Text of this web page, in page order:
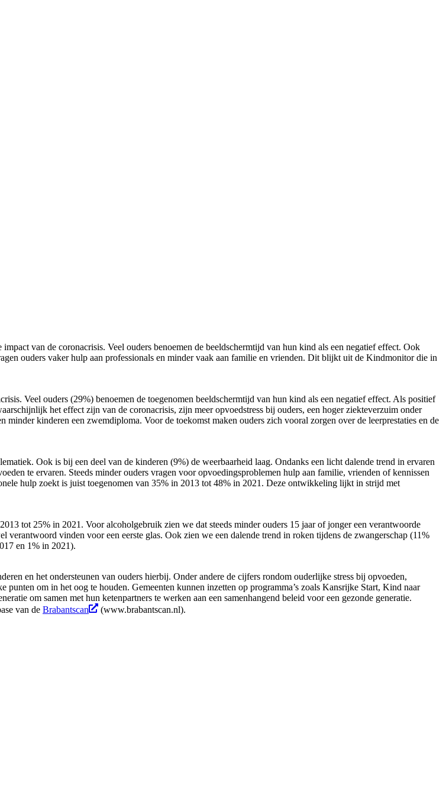
van de coronacrisis. Veel ouders benoemen de beeldschermtijd van hun kind als een negatief effect. Ook
ouders vaker hulp aan professionals en minder vaak aan familie en vrienden. Dit blijkt uit de Kindmonitor die in
Veel ouders (29%) benoemen de toegenomen beeldschermtijd van hun kind als een negatief effect. Als positief
het effect zijn van de coronacrisis, zijn meer opvoedstress bij ouders, een hoger ziekteverzuim onder
kinderen een zwemdiploma. Voor de toekomst maken ouders zich vooral zorgen over de leerprestaties en de
Ook is bij een deel van de kinderen (9%) de weerbaarheid laag. Ondanks een licht dalende trend in ervaren
te ervaren. Steeds minder ouders vragen voor opvoedingsproblemen hulp aan familie, vrienden of kennissen
hulp zoekt is juist toegenomen van 35% in 2013 tot 48% in 2021. Deze ontwikkeling lijkt in strijd met
tot 25% in 2021. Voor alcoholgebruik zien we dat steeds minder ouders 15 jaar of jonger een verantwoorde
vinden voor een eerste glas. Ook zien we een dalende trend in roken tijdens de zwangerschap (11%
en 1% in 2021).
en het ondersteunen van ouders hierbij. Onder andere de cijfers rondom ouderlijke stress bij opvoeden,
om in het oog te houden. Gemeenten kunnen inzetten op programma’s zoals Kansrijke Start, Kind naar
om samen met hun ketenpartners te werken aan een samenhangend beleid voor een gezonde generatie.
van de Brabantscan (www.brabantscan.nl).